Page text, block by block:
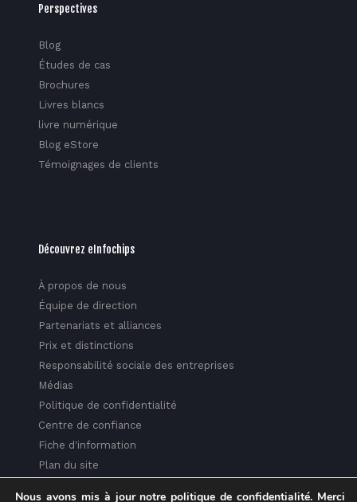
Perspectives
Blog
Études de cas
Brochures
Livres blancs
livre numérique
Blog eStore
Témoignages de clients
Découvrez eInfochips
À propos de nous
Équipe de direction
Partenariats et alliances
Prix et distinctions
Responsabilité sociale des entreprises
Médias
Politique de confidentialité
Centre de confiance
Fiche d'information
Plan du site
Nous avons mis à jour notre politique de confidentialité. Merci